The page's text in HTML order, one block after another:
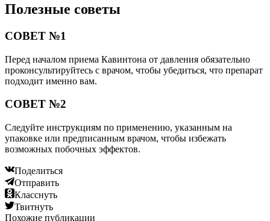
Полезные советы
СОВЕТ №1
Перед началом приема Кавинтона от давления обязательно
проконсультируйтесь с врачом, чтобы убедиться, что препарат
подходит именно вам.
СОВЕТ №2
Следуйте инструкциям по применению, указанным на
упаковке или предписанным врачом, чтобы избежать
возможных побочных эффектов.
Поделиться
Отправить
Класснуть
Твитнуть
Похожие публикации